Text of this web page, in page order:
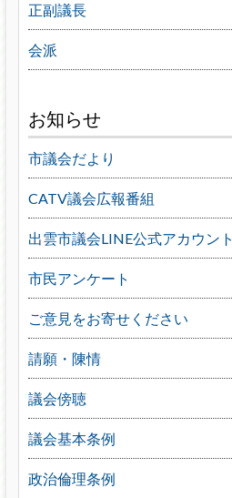
正副議長
会派
お知らせ
市議会だより
CATV議会広報番組
出雲市議会LINE公式アカウント
市民アンケート
ご意見をお寄せください
請願・陳情
議会傍聴
議会基本条例
政治倫理条例